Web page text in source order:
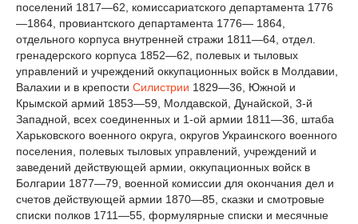
поселений 1817—62, комиссариатского департамента 1776
—1864, провиантского департамента 1776— 1864,
отдельного корпуса внутренней стражи 1811—64, отдел.
гренадерского корпуса 1852—62, полевых и тыловых
управлений и учреждений оккупационных войск в Молдавии,
Валахии и в крепости Силистрии 1829—36, Южной и
Крымской армий 1853—59, Молдавской, Дунайской, 3-й
Западной, всех соединенных и 1-ой армии 1811—36, штаба
Харьковского военного округа, округов Украинского военного
поселения, полевых тыловых управлений, учреждений и
заведений действующей армии, оккупационных войск в
Болгарии 1877—79, военной комиссии для окончания дел и
счетов действующей армии 1870—85, сказки и смотровые
списки полков 1711—55, формулярные списки и месячные